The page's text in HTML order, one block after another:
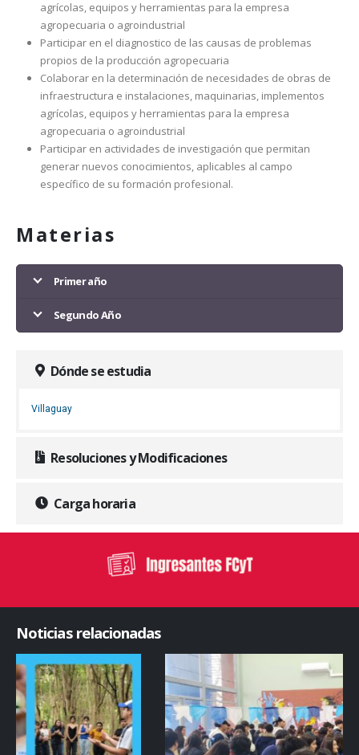
agrícolas, equipos y herramientas para la empresa
agropecuaria o agroindustrial
Participar en el diagnostico de las causas de problemas
propios de la producción agropecuaria
Colaborar en la determinación de necesidades de obras de
infraestructura e instalaciones, maquinarias, implementos
agrícolas, equipos y herramientas para la empresa
agropecuaria o agroindustrial
Participar en actividades de investigación que permitan
generar nuevos conocimientos, aplicables al campo
específico de su formación profesional.
Materias
Primer año
Segundo Año
Dónde se estudia
Villaguay
Resoluciones y Modificaciones
Carga horaria
Noticias relacionadas